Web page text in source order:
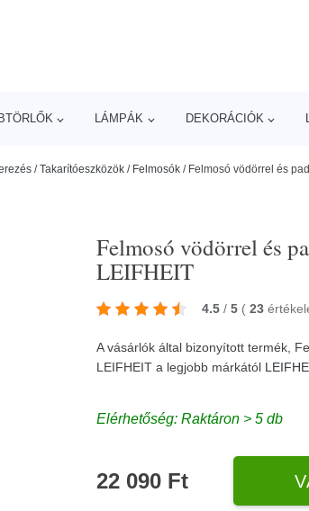
LÁMPÁK DEKORÁCIÓK
/Takarítóeszközök / Felmosók / Felmosó vödörrel és
Felmosó vödörrel és
LEIFHEIT
4.5 / 5 ( 23
A vásárlók által bizonyított termék,
LEIFHEIT a legjobb márkától
Elérhetőség: Raktáron > 5 db
22 090 Ft